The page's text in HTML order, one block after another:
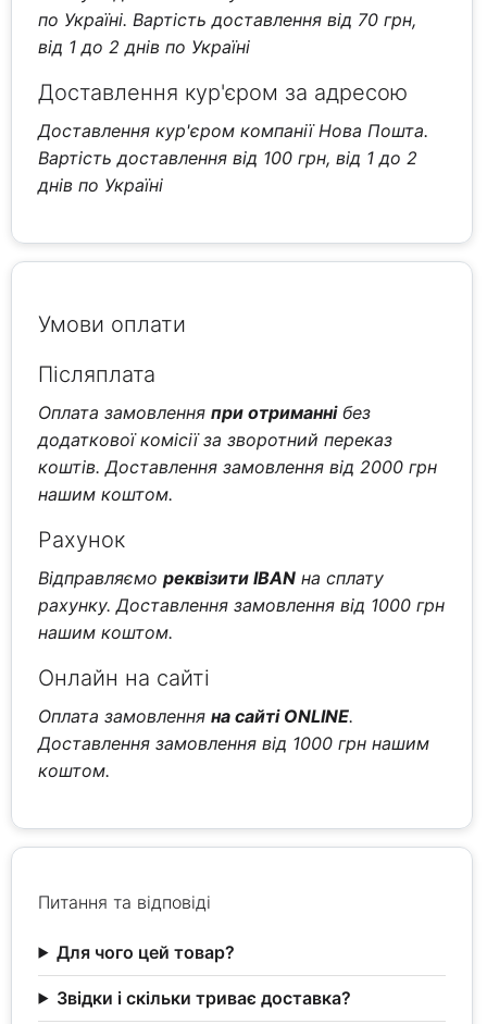
по Україні. Вартість доставлення від 70 грн,
від 1 до 2 днів по Україні
Доставлення кур'єром за адресою
Доставлення кур'єром компанії Нова Пошта.
Вартість доставлення від 100 грн, від 1 до 2
днів по Україні
Умови оплати
Післяплата
Оплата замовленняпри отриманнібез
додаткової комісії за зворотний переказ
коштів. Доставлення замовлення від 2000 грн
нашим коштом.
Рахунок
Відправляємореквізити IBAN на сплату
рахунку. Доставлення замовлення від 1000 грн
нашим коштом.
Онлайн на сайті
Оплата замовленняна сайті ONLINE.
Доставлення замовлення від 1000 грн нашим
коштом.
Питання та відповіді
Для чого цей товар?
Звідки і скільки триває доставка?